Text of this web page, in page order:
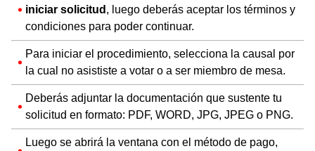
iniciar solicitud, luego deberás aceptar los términos y
condiciones para poder continuar.
Para iniciar el procedimiento, selecciona la causal por
la cual no asististe a votar o a ser miembro de mesa.
Deberás adjuntar la documentación que sustente tu
solicitud en formato: PDF, WORD, JPG, JPEG o PNG.
Luego se abrirá la ventana con el método de pago,